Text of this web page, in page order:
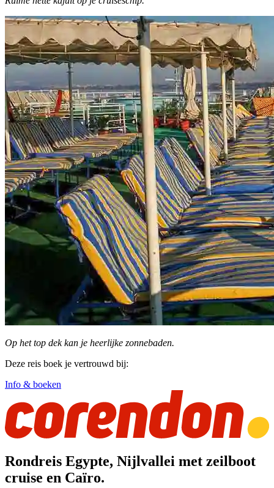
Op het top dek kan je heerlijke zonnebaden.
Deze reis boek je vertrouwd bij:
Info & boeken
Rondreis Egypte, Nijlvallei met zeilboot
cruise en Caïro.